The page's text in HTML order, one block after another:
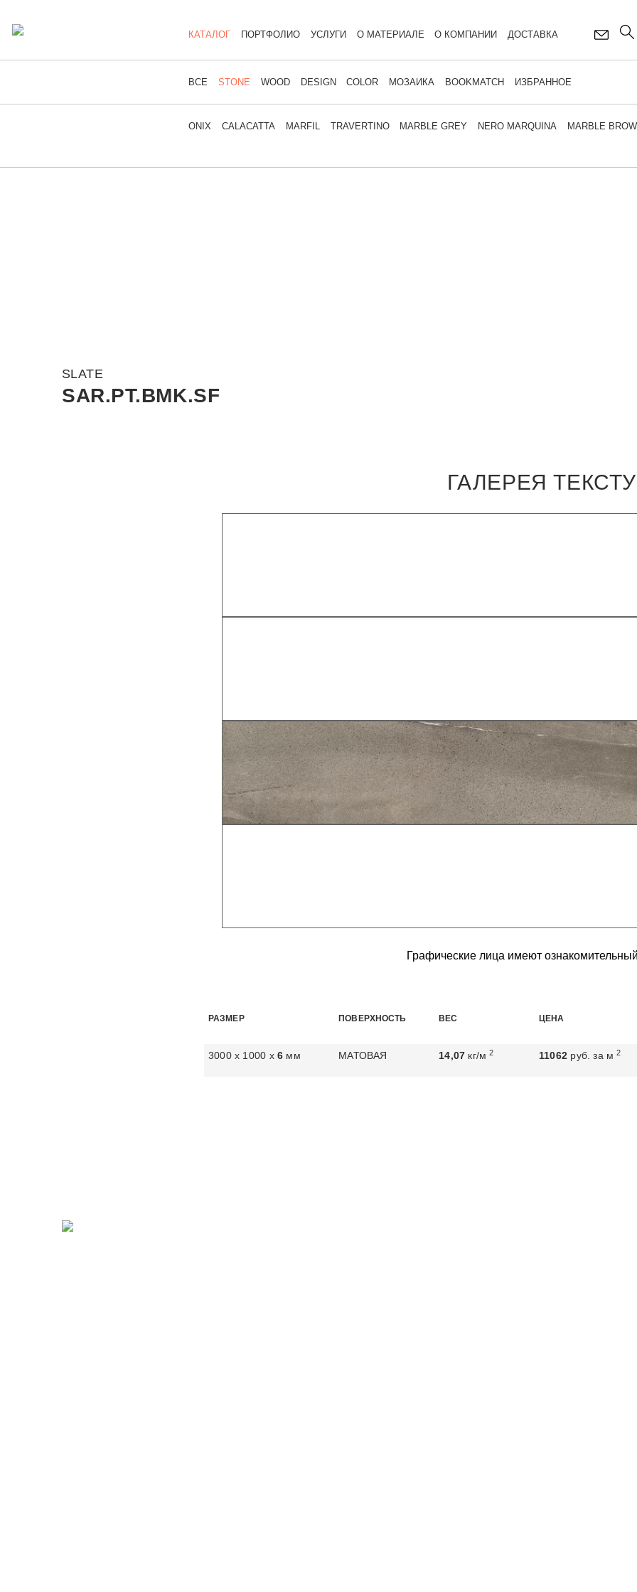
КАТАЛОГ
ВСЕ STONE
ONIX CALACATTA MARFIL TRAVERTINO MARBLE GREY NERO MARQUINA MARBLE
WOOD DESIGN COLOR МОЗАИКА BOOKMATCH ИЗБРАННОЕ
ПОРТФОЛИО УСЛУГИ О МАТЕРИАЛЕ О КОМПАНИИ ДОСТАВКА
SLATE
SAR.PT.BMK.SF
ГАЛЕРЕЯ
Графические лица имеют
РАЗМЕР
3000 х 1000 х 6 мм
ПОВЕРХНОСТЬ
МАТОВАЯ
ВЕС
14,07 кг/м2
ЦЕНА
11062 руб. за м2